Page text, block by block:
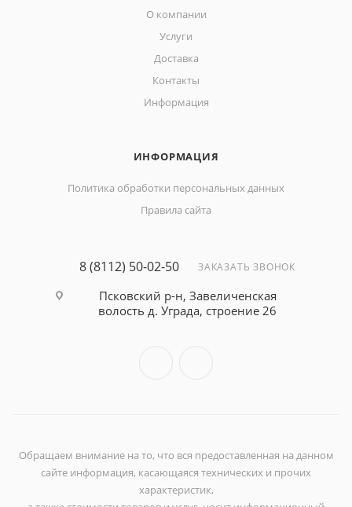
О компании
Услуги
Доставка
Контакты
Информация
ИНФОРМАЦИЯ
Политика обработки персональных данных
Правила сайта
8 (8112) 50-02-50 ЗАКАЗАТЬ ЗВОНОК
Псковский р-н, Завеличенская
волость д. Уграда, строение 26
Обращаем внимание на то, что вся предоставленная на данном
сайте информация, касающаяся технических и прочих
характеристик,